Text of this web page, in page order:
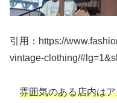
引用：https://
vintage-clothing/
雰囲気のある店内は